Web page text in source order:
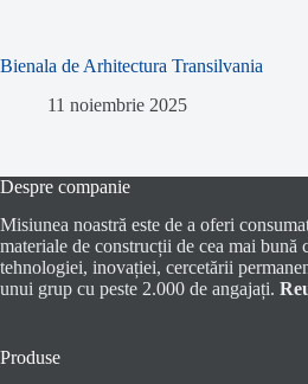
Bienala de Arhitectura Transilvania
11 noiembrie 2025
Despre companie
Misiunea noastră este de a oferi
materiale de construcții de cea mai bună
tehnologiei, inovației, cercetării
unui grup cu peste 2.000 de angajați.
Produse